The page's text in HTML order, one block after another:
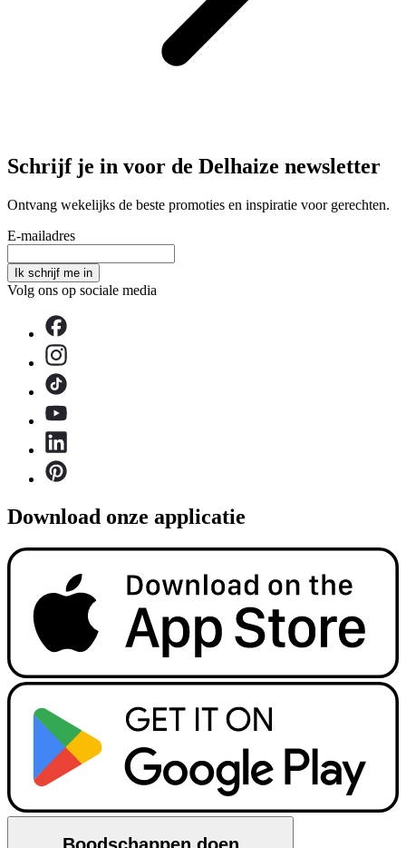
Schrijf je in voor de Delhaize newsletter
Ontvang wekelijks de beste promoties en inspiratie voor gerechten.
E-mailadres
Ik schrijf me in
Volg ons op sociale media
Download onze applicatie